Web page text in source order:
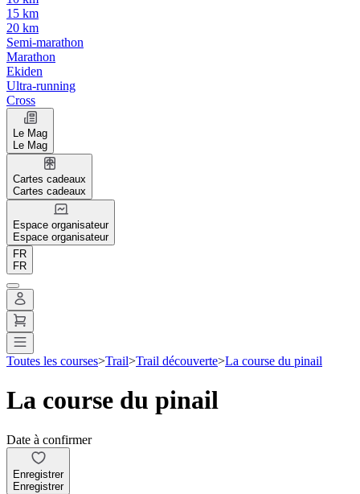
15 km
20 km
Semi-marathon
Marathon
Ekiden
Ultra-running
Cross
Le Mag
Le Mag
Cartes cadeaux
Cartes cadeaux
Espace organisateur
Espace organisateur
FR
FR
Toutes les courses>Trail>Trail découverte>La course du pinail
La course du pinail
Date à confirmer
Enregistrer
Enregistrer